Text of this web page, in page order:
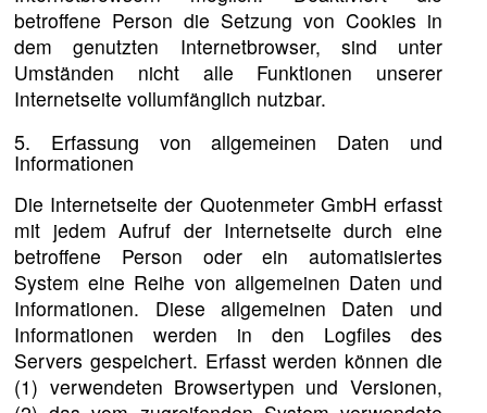
betroffene Person die Setzung von Cookies in
dem genutzten Internetbrowser, sind unter
Umständen nicht alle Funktionen unserer
Internetseite vollumfänglich nutzbar.
5. Erfassung von allgemeinen Daten und
Informationen
Die Internetseite der Quotenmeter GmbH erfasst
mit jedem Aufruf der Internetseite durch eine
betroffene Person oder ein automatisiertes
System eine Reihe von allgemeinen Daten und
Informationen. Diese allgemeinen Daten und
Informationen werden in den Logfiles des
Servers gespeichert. Erfasst werden können die
(1) verwendeten Browsertypen und Versionen,